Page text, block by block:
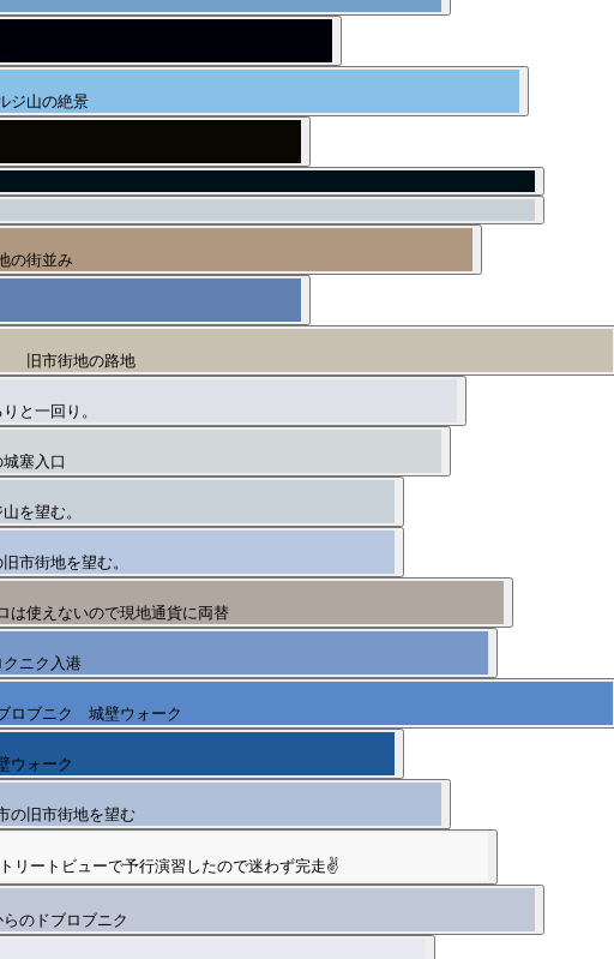
ジ山の絶景
の街並み
旧市街地の路地
と一回り。
城塞入口
を望む。
市街地を望む。
は使えないので現地通貨に両替
クニク入港
ロブニク 城壁ウォーク
ウォーク
の旧市街地を望む
リートビューで予行演習したので迷わず完走✌️
のドブロブニク